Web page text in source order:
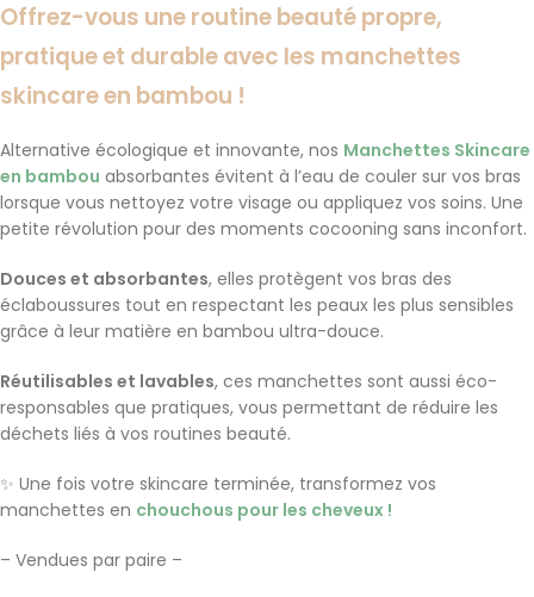
Offrez-vous une routine beauté propre,
pratique et durable avec les manchettes
skincare en bambou !
Alternative écologique et innovante, nos Manchettes Skincare
en bambou absorbantes évitent à l’eau de couler sur vos bras
lorsque vous nettoyez votre visage ou appliquez vos soins. Une
petite révolution pour des moments cocooning sans inconfort.
Douces et absorbantes, elles protègent vos bras des
éclaboussures tout en respectant les peaux les plus sensibles
grâce à leur matière en bambou ultra-douce.
Réutilisables et lavables, ces manchettes sont aussi éco-
responsables que pratiques, vous permettant de réduire les
déchets liés à vos routines beauté.
✨ Une fois votre skincare terminée, transformez vos
manchettes en chouchous pour les cheveux !
– Vendues par paire –